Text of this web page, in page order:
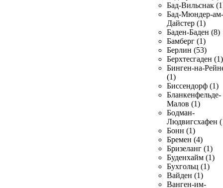
Бад-Вильснак
Бад-Мюндер-ам-
Дайстер (1)
Баден-Баден (8)
Бамберг (1)
Берлин (53)
Берхтесгаден (1)
Бинген-на-
(1)
Биссендорф (1)
Бланкенфельде-
Малов (1)
Бодман-
Людвигсхафен
Бонн (1)
Бремен (4)
Бризеланг (1)
Буденхайм (1)
Бухгольц (1)
Вайден (1)
Ванген-им-